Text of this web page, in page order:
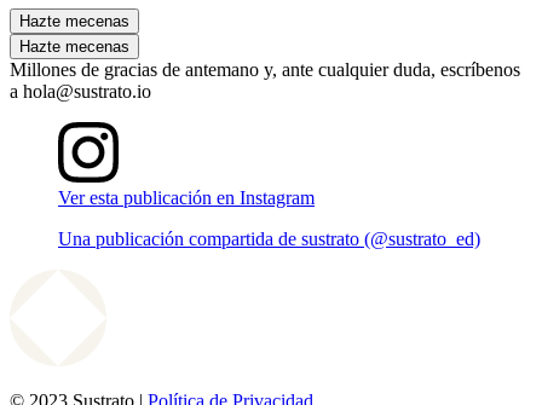
Hazte mecenas
Hazte mecenas
Millones de gracias de antemano y, ante cualquier duda, escríbenos
a hola@sustrato.io
Ver esta publicación en Instagram
Una publicación compartida de sustrato (@sustrato_ed)
© 2023 Sustrato | Política de Privacidad